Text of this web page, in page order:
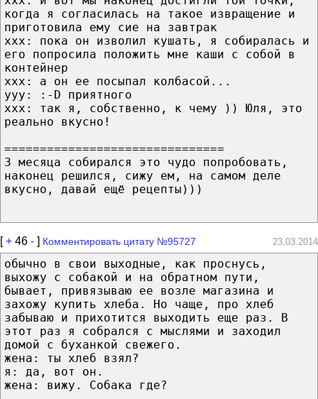
когда я согласилась на такое извращение и
приготовила ему сие на завтрак
xxx: пока он изволил кушать, я собиралась и
его попросила положить мне каши с собой в
контейнер
xxx: а он ее посыпал колбасой...
yyy: :-D приятного
xxx: так я, собственно, к чему )) Юля, это
реально вкусно!
===============================
3 месяца собирался это чудо попробовать,
наконец решился, сижу ем, на самом деле
вкусно, давай ещё рецепты)))
[+ 46 - ] Комментировать цитату №95727 23.03.2014
обычно в свои выходные, как проснусь,
выхожу с собакой и на обратном пути,
бывает, привязываю ее возле магазина и
захожу купить хлеба. Но чаще, про хлеб
забываю и прихотится выходить еще раз. В
этот раз я собрался с мыслями и заходил
домой с буханкой свежего.
жена: ты хлеб взял?
я: да, вот он.
жена: вижу. Собака где?